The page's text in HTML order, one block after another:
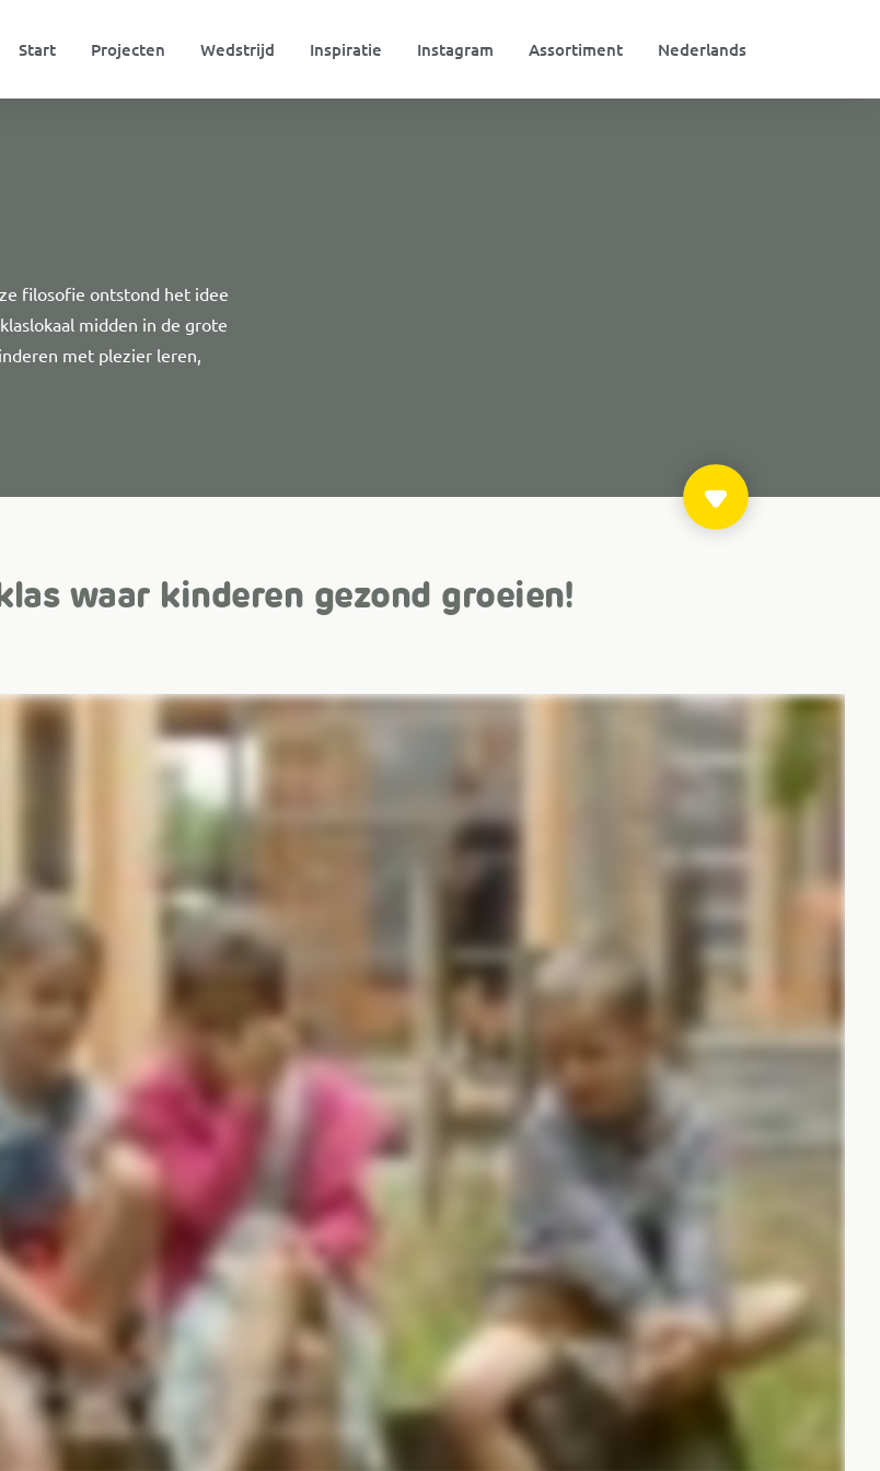
Start Projecten Wedstrijd Inspiratie Instagram Assortiment Nederlands
filosofie ontstond het idee
midden in de grote
met plezier leren,
waar kinderen gezond groeien!